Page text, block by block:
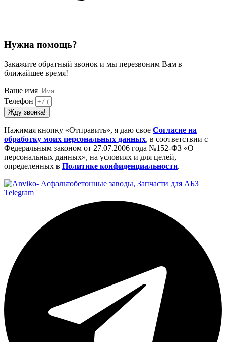
Нужна помощь?
Закажите обратный звонок и мы перезвоним Вам в
ближайшее время!
Ваше имя
Телефон
Жду звонка!
Нажимая кнопку «Отправить», я даю свое Cогласие на
обработку моих персональных данных, в соответствии с
Федеральным законом от 27.07.2006 года №152-ФЗ «О
персональных данных», на условиях и для целей,
определенных в Политике конфиденциальности.
Telegram